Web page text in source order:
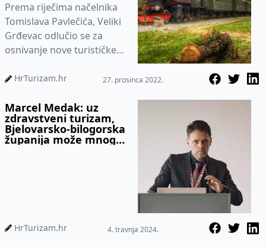
Prema riječima načelnika
Tomislava Pavlečića, Veliki
Grđevac odlučio se za
osnivanje nove turističke
Grubišnim Poljem
HrTurizam.hr 27. prosinca 2022.
Marcel Medak: uz
zdravstveni turizam,
Bjelovarsko-bilogorska
županija može mnogo
HrTurizam.hr 4. travnja 2024.